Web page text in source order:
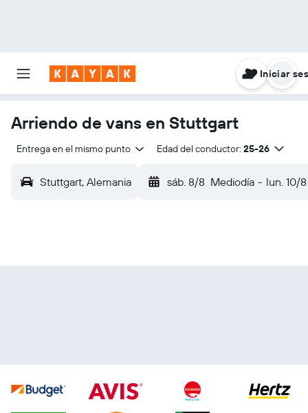
Iniciar
Arriendo de vans en Stuttgart
Entrega en el mismo punto Edad del conductor: 25-26
Stuttgart, Alemania sáb. 8/8 Mediodía - lun. 10/8